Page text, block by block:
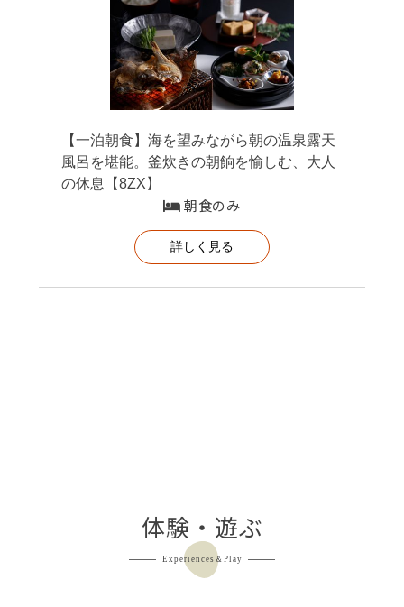
【一泊朝食】海を望みながら朝の温泉露天
風呂を堪能。釜炊きの朝餉を愉しむ、大人
の休息【8ZX】
朝食のみ
詳しく見る
体験・遊ぶ
Experiences＆Play